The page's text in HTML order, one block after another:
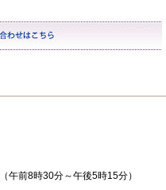
午前8時30分～午後5時15分）